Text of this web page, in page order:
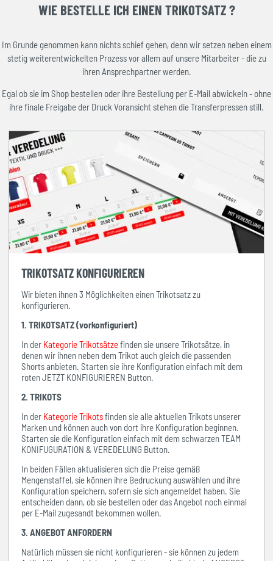
WIE BESTELLE ICH EINEN TRIKOTSATZ ?
Im Grunde genommen kann nichts schief gehen, denn wir setzen neben einem
stetig weiterentwickelten Prozess vor allem auf unsere Mitarbeiter - die zu
ihren Ansprechpartner werden.
Egal ob sie im Shop bestellen oder ihre Bestellung per E-Mail abwickeln - ohne
ihre finale Freigabe der Druck Voransicht stehen die Transferpressen still.
TRIKOTSATZ KONFIGURIEREN
Wir bieten ihnen 3 Möglichkeiten einen Trikotsatz zu
konfigurieren.
1. TRIKOTSATZ (vorkonfiguriert)
In der Kategorie Trikotsätzefinden sie unsere Trikotsätze, in
denen wir ihnen neben dem Trikot auch gleich die passenden
Shorts anbieten. Starten sie ihre Konfiguration einfach mit dem
roten JETZT KONFIGURIEREN Button.
2. TRIKOTS
In der Kategorie Trikotsfinden sie alle aktuellen Trikots unserer
Marken und können auch von dort ihre Konfiguration beginnen.
Starten sie die Konfiguration einfach mit dem schwarzen TEAM
KONIFUGURATION & VEREDELUNG Button.
In beiden Fällen aktualisieren sich die Preise gemäß
Mengenstaffel, sie können ihre Bedruckung auswählen und ihre
Konfiguration speichern, sofern sie sich angemeldet haben. Sie
entscheiden dann, ob sie bestellen oder das Angebot noch einmal
per E-Mail zugesandt bekommen wollen.
3. ANGEBOT ANFORDERN
Natürlich müssen sie nicht konfigurieren - sie können zu jedem